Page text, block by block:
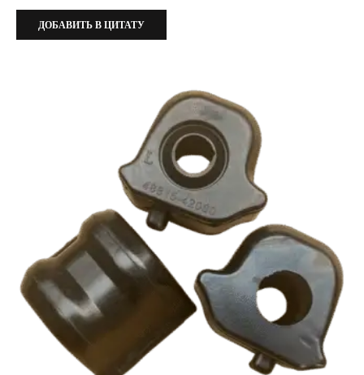
ДОБАВИТЬ В ЦИТАТУ